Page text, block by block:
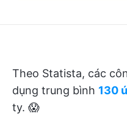
Theo Statista, các
dụng trung bình 130
ty. 😱